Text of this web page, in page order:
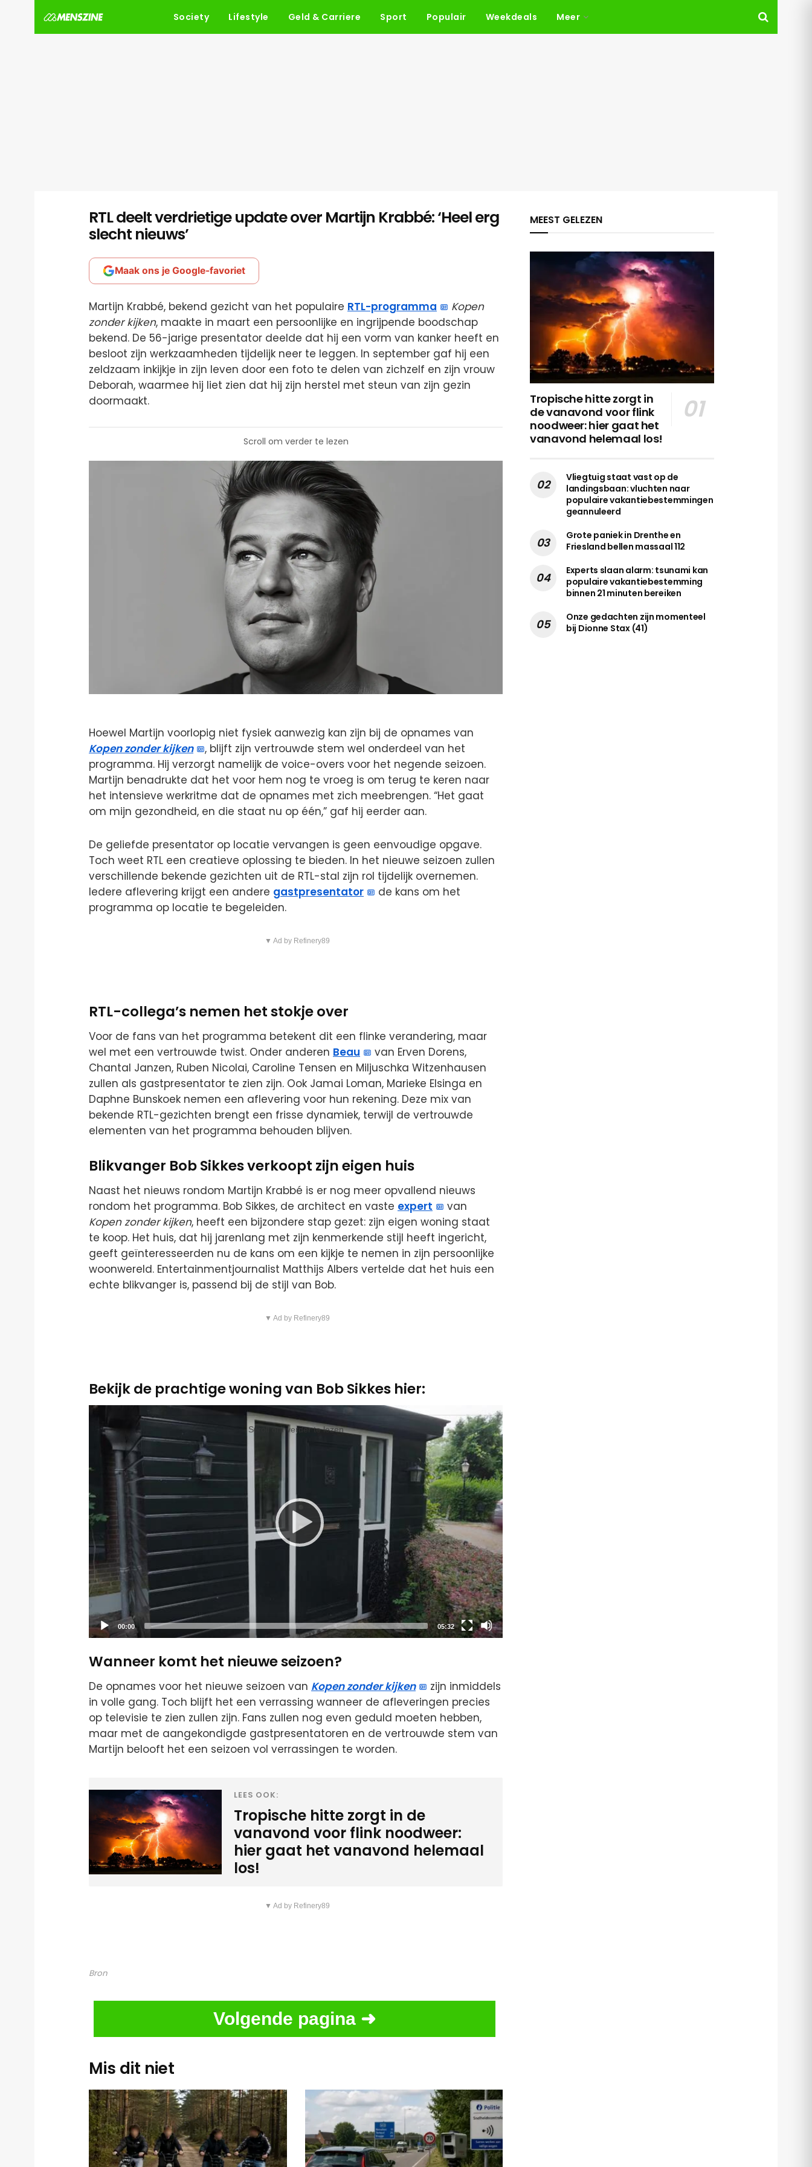
Society Lifestyle Geld & Carriere Sport Populair Weekdeals Meer
RTL deelt verdrietige update over Martijn Krabbé: ‘Heel erg
slecht nieuws’
Maak ons je Google-favoriet
Martijn Krabbé, bekend gezicht van het populaire RTL-programma
Kopen
zonder kijken, maakte in maart een persoonlijke en ingrijpende boodschap
bekend. De 56-jarige presentator deelde dat hij een vorm van kanker heeft en
besloot zijn werkzaamheden tijdelijk neer te leggen. In september gaf hij een
zeldzaam inkijkje in zijn leven door een foto te delen van zichzelf en zijn vrouw
Deborah, waarmee hij liet zien dat hij zijn herstel met steun van zijn gezin
doormaakt.
Scroll om verder te lezen
Hoewel Martijn voorlopig niet fysiek aanwezig kan zijn bij de opnames van
Kopen zonder kijken
, blijft zijn vertrouwde stem wel onderdeel van het
programma. Hij verzorgt namelijk de voice-overs voor het negende seizoen.
Martijn benadrukte dat het voor hem nog te vroeg is om terug te keren naar
het intensieve werkritme dat de opnames met zich meebrengen. “Het gaat
om mijn gezondheid, en die staat nu op één,” gaf hij eerder aan.
De geliefde presentator op locatie vervangen is geen eenvoudige opgave.
Toch weet RTL een creatieve oplossing te bieden. In het nieuwe seizoen zullen
verschillende bekende gezichten uit de RTL-stal zijn rol tijdelijk overnemen.
Iedere aflevering krijgt een andere gastpresentator
de kans om het
programma op locatie te begeleiden.
▼ Ad by Refinery89
RTL-collega’s nemen het stokje over
Voor de fans van het programma betekent dit een flinke verandering, maar
wel met een vertrouwde twist. Onder anderen Beau
van Erven Dorens,
Chantal Janzen, Ruben Nicolai, Caroline Tensen en Miljuschka Witzenhausen
zullen als gastpresentator te zien zijn. Ook Jamai Loman, Marieke Elsinga en
Daphne Bunskoek nemen een aflevering voor hun rekening. Deze mix van
bekende RTL-gezichten brengt een frisse dynamiek, terwijl de vertrouwde
elementen van het programma behouden blijven.
Blikvanger Bob Sikkes verkoopt zijn eigen huis
Naast het nieuws rondom Martijn Krabbé is er nog meer opvallend nieuws
rondom het programma. Bob Sikkes, de architect en vaste expert
van
Kopen zonder kijken, heeft een bijzondere stap gezet: zijn eigen woning staat
te koop. Het huis, dat hij jarenlang met zijn kenmerkende stijl heeft ingericht,
geeft geïnteresseerden nu de kans om een kijkje te nemen in zijn persoonlijke
woonwereld. Entertainmentjournalist Matthijs Albers vertelde dat het huis een
echte blikvanger is, passend bij de stijl van Bob.
▼ Ad by Refinery89
Bekijk de prachtige woning van Bob Sikkes hier:
Video
Player
Scroll om verder te lezen
Current
time
00:00
Total
duration
05:32
Wanneer komt het nieuwe seizoen?
De opnames voor het nieuwe seizoen van Kopen zonder kijken
zijn inmiddels
in volle gang. Toch blijft het een verrassing wanneer de afleveringen precies
op televisie te zien zullen zijn. Fans zullen nog even geduld moeten hebben,
maar met de aangekondigde gastpresentatoren en de vertrouwde stem van
Martijn belooft het een seizoen vol verrassingen te worden.
LEES OOK:
Tropische hitte zorgt in de
vanavond voor flink noodweer:
hier gaat het vanavond helemaal
los!
▼ Ad by Refinery89
Bron
Volgende pagina ➜
Mis dit niet
MEEST GELEZEN
Tropische hitte zorgt in
de vanavond voor flink
noodweer: hier gaat het
vanavond helemaal los!
Vliegtuig staat vast op de
landingsbaan: vluchten naar
populaire vakantiebestemmingen
geannuleerd
Grote paniek in Drenthe en
Friesland bellen massaal 112
Experts slaan alarm: tsunami kan
populaire vakantiebestemming
binnen 21 minuten bereiken
Onze gedachten zijn momenteel
bij Dionne Stax (41)